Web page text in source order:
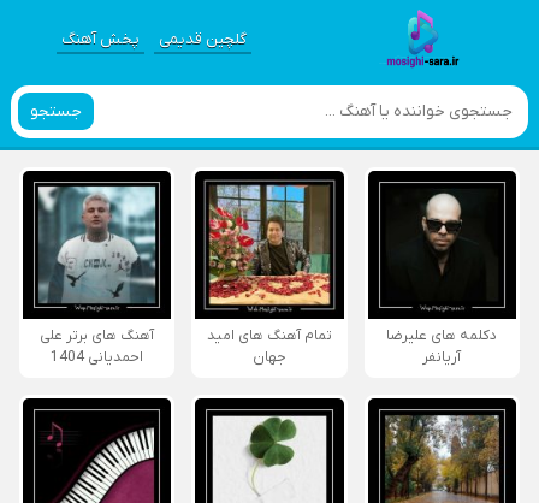
گلچین قدیمی پخش آهنگ
جستجو
دکلمه های علیرضا
آریانفر
تمام آهنگ های امید
جهان
آهنگ های برتر علی
احمدیانی 1404